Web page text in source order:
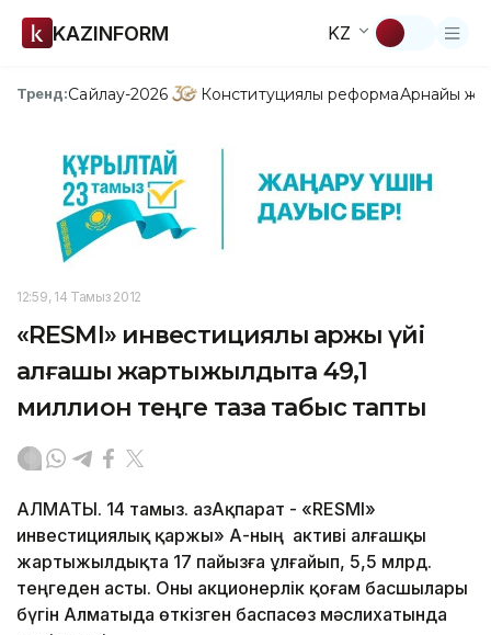
KAZINFORM KZ
Тренд:Сайлау-2026 Конституциялық реформаАрнайы
12:59, 14 Тамыз 2012
«RESMI» инвестициялық қаржы үйі
алғашқы жартыжылдықта 49,1
миллион теңге таза табыс тапты
АЛМАТЫ. 14 тамыз. ҚазАқпарат - «RESMI»
инвестициялық қаржы» АҚ-ның активі алғашқы
жартыжылдықта 17 пайызға ұлғайып, 5,5 млрд.
теңгеден асты. Оны акционерлік қоғам басшылары
бүгін Алматыда өткізген баспасөз мәслихатында